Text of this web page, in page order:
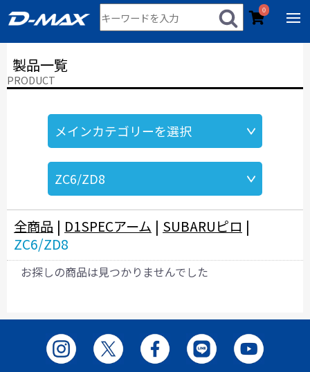
0
製品一覧
PRODUCT
全商品 | D1SPECアーム | SUBARUピロ |
ZC6/ZD8
お探しの商品は見つかりませんでした